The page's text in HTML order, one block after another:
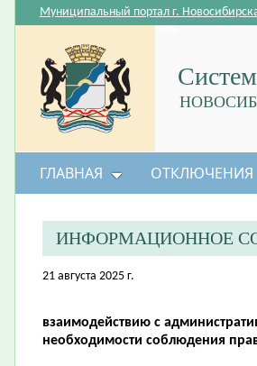
Муниципальный портал г.
ГЛАВНАЯ ОТКЛЮЧЕНИЯ
ИНФОРМАЦИОННОЕ
21 августа 2025 г.
взаимодействию с
необходимости соблюдения